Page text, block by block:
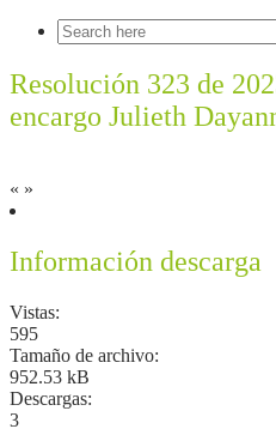
Resolución 323 de
encargo Julieth
« »
Información descarga
Vistas:
595
Tamaño de archivo:
952.53 kB
Descargas:
3